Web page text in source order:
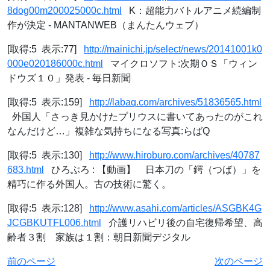
8dog00m200025000c.html
K：超能力バトルアニメ続編制
作が決定 - MANTANWEB（まんたんウェブ）
[取得:5 表示:77]
http://mainichi.jp/select/news/20141001k0
000e020186000c.html
マイクロソフト:次期ＯＳ「ウィン
ドウズ１０」発表 - 毎日新聞
[取得:5 表示:159]
http://labaq.com/archives/51836565.html
外国人「さっき見かけたプリウスに書いてあったのがこれ
なんだけど…」複雑な気持ちになる写真:らばQ
[取得:5 表示:130]
http://www.hiroburo.com/archives/40787
683.html
ひろぶろ : 【動画】 日本刀の「鍔（つば）」を
精巧に作る外国人。古の技術に驚く。
[取得:5 表示:128]
http://www.asahi.com/articles/ASGBK4G
JCGBKUTFL006.html
介護リハビリ後の自宅復帰希望、高
齢者３割 家族は１割：朝日新聞デジタル
前のページ 次のページ